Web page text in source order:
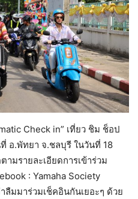
Check in” เที่ยว ชิม ช็อป
อ.พัทยา จ.ชลบุรี ในวันที่ 18
มรายละเอียดการเข้าร่วม
: Yamaha Society
ลืมมาร่วมเช็คอินกันเยอะๆ ด้วย